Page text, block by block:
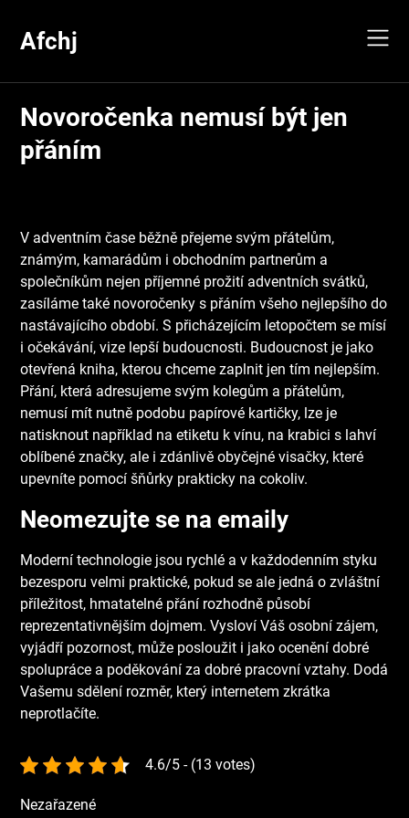
content
Afchj
Novoročenka nemusí být jen
přáním
V adventním čase běžně přejeme svým přátelům,
známým, kamarádům i obchodním partnerům a
společníkům nejen příjemné prožití adventních svátků,
zasíláme také novoročenky s přáním všeho nejlepšího do
nastávajícího období. S přicházejícím letopočtem se mísí
i očekávání, vize lepší budoucnosti. Budoucnost je jako
otevřená kniha, kterou chceme zaplnit jen tím nejlepším.
Přání, která adresujeme svým kolegům a přátelům,
nemusí mít nutně podobu papírové kartičky, lze je
natisknout například na etiketu k vínu, na krabici s lahví
oblíbené značky, ale i zdánlivě obyčejné visačky, které
upevníte pomocí šňůrky prakticky na cokoliv.
Neomezujte se na emaily
Moderní technologie jsou rychlé a v každodenním styku
bezesporu velmi praktické, pokud se ale jedná o zvláštní
příležitost, hmatatelné přání rozhodně působí
reprezentativnějším dojmem. Vysloví Váš osobní zájem,
vyjádří pozornost, může posloužit i jako ocenění dobré
spolupráce a poděkování za dobré pracovní vztahy. Dodá
Vašemu sdělení rozměr, který internetem zkrátka
neprotlačíte.
4.6/5 - (13 votes)
Nezařazené